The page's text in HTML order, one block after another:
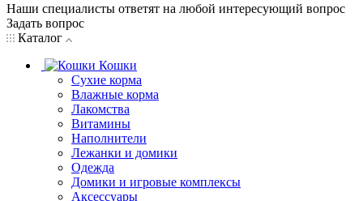
Наши специалисты ответят на любой интересующий вопрос
Задать вопрос
Каталог
Кошки
Сухие корма
Влажные корма
Лакомства
Витамины
Наполнители
Лежанки и домики
Одежда
Домики и игровые комплексы
Аксессуары